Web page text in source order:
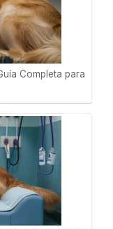
Completa para